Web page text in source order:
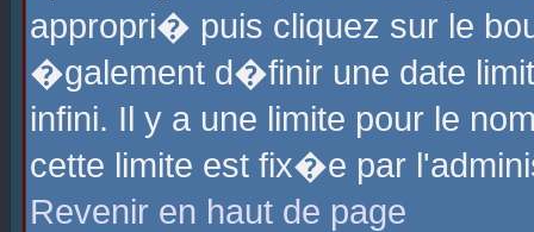
appropri� puis cliquez sur le
�galement d�finir une date
infini. Il y a une limite pour le
cette limite est fix�e par
Revenir en haut de page